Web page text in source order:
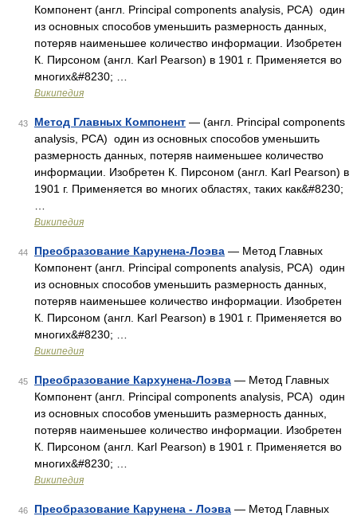
Компонент (англ. Principal components analysis, PCA) один
из основных способов уменьшить размерность данных,
потеряв наименьшее количество информации. Изобретен
К. Пирсоном (англ. Karl Pearson) в 1901 г. Применяется во
многих&#8230; …
Википедия
43 Метод Главных Компонент — (англ. Principal components
analysis, PCA) один из основных способов уменьшить
размерность данных, потеряв наименьшее количество
информации. Изобретен К. Пирсоном (англ. Karl Pearson) в
1901 г. Применяется во многих областях, таких как&#8230;
Википедия
44 Преобразование Карунена-Лоэва — Метод Главных
Компонент (англ. Principal components analysis, PCA) один
из основных способов уменьшить размерность данных,
потеряв наименьшее количество информации. Изобретен
К. Пирсоном (англ. Karl Pearson) в 1901 г. Применяется во
многих&#8230; …
Википедия
45 Преобразование Кархунена-Лоэва — Метод Главных
Компонент (англ. Principal components analysis, PCA) один
из основных способов уменьшить размерность данных,
потеряв наименьшее количество информации. Изобретен
К. Пирсоном (англ. Karl Pearson) в 1901 г. Применяется во
многих&#8230; …
Википедия
46 Преобразование Карунена - Лоэва — Метод Главных